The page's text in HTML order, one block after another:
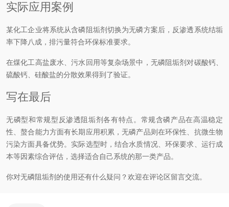
实际应用案例
某化工企业将系统从含磷阻垢剂切换为无磷方案后，反渗透系统结垢
率下降八成，排污量符合环保标准要求。
在煤化工高盐废水、污水回用等复杂场景中，无磷阻垢剂对碳酸钙、
硫酸钙、硅酸盐的分散效果得到了验证。
写在最后
无磷型和常规型反渗透阻垢剂各有特点。常规含磷产品在高温稳定
性、螯合能力方面有长期应用积累，无磷产品则在环保性、抗微生物
污染方面具备优势。实际选型时，结合水质情况、环保要求、运行成
本等因素综合评估，选择适合自己系统的那一类产品。
你对无磷阻垢剂的使用还有什么疑问？欢迎在评论区留言交流。